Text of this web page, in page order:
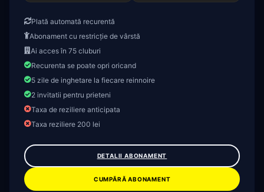
MEMBER
Plată automată recurentă
Abonament cu restricție de vârstă
Ai acces în 75 cluburi
Recurenta se poate opri oricand
5 zile de inghetare la fiecare reinnoire
2 invitatii pentru prieteni
Taxa de reziliere anticipata
Taxa reziliere 200 lei
DETALII ABONAMENT
CUMPĂRĂ ABONAMENT